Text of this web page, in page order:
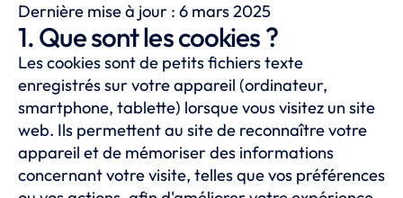
Dernière mise à jour : 6 mars 2025
1. Que sont les cookies ?
Les cookies sont de petits fichiers texte
enregistrés sur votre appareil (ordinateur,
smartphone, tablette) lorsque vous visitez un site
web. Ils permettent au site de reconnaître votre
appareil et de mémoriser des informations
concernant votre visite, telles que vos préférences